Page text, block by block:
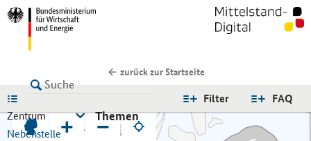
zurück zur Startseite
FAQ
Filter
Zentrum
Nebenstelle
Themen
+ −